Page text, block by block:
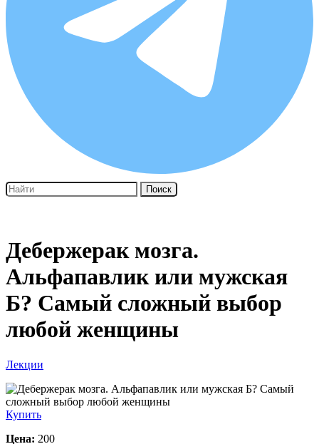
Поиск
Дебержерак мозга.
Альфапавлик или мужская
Б? Самый сложный выбор
любой женщины
Лекции
Купить
Цена: 200